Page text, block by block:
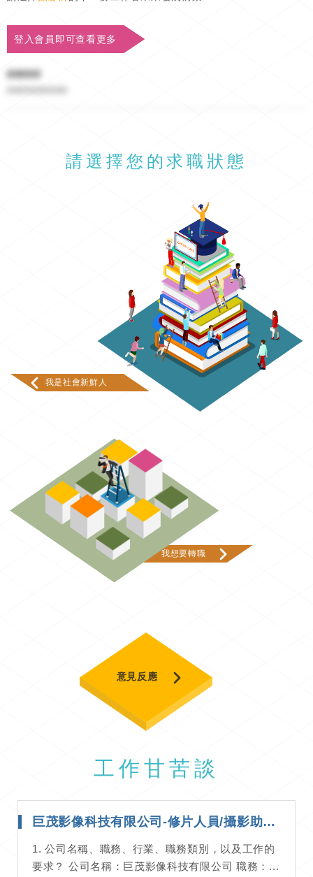
登入會員即可查看更多
#####
##########
請選擇您的求職狀態
我是社會新鮮人
我想要轉職
意見反應
工作甘苦談
巨茂影像科技有限公司-修片人員/攝影助理-面試經驗分享
1. 公司名稱、職務、行業、職務類別，以及工作的
要求？ 公司名稱：巨茂影像科技有限公司 職務：...